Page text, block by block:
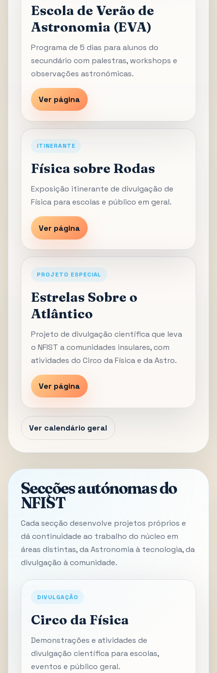
Escola de Verão de
Astronomia (EVA)
Programa de 5 dias para alunos do
secundário com palestras, workshops e
observações astronómicas.
Ver página
ITINERANTE
Física sobre Rodas
Exposição itinerante de divulgação de
Física para escolas e público em geral.
Ver página
PROJETO ESPECIAL
Estrelas Sobre o
Atlântico
Projeto de divulgação científica que leva
o NFIST a comunidades insulares, com
atividades do Circo da Física e da Astro.
Ver página
Ver calendário geral
Secções autónomas do
NFIST
Cada secção desenvolve projetos próprios e
dá continuidade ao trabalho do núcleo em
áreas distintas, da Astronomia à tecnologia, da
divulgação à comunidade.
DIVULGAÇÃO
Circo da Física
Demonstrações e atividades de
divulgação científica para escolas,
eventos e público geral.